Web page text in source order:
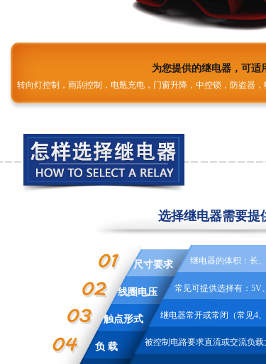
为您提供的继电器，可适
转向灯控制，雨刮控制，电瓶充电，门窗升降，中控锁，防盗器
选择继电器需要提
尺寸要求 继电器的体积：长
线圈电压 常见可提供选择有：5V
触点形式 继电器常开或常闭（常见4
负 载 被控制电路要求直流或交流负载